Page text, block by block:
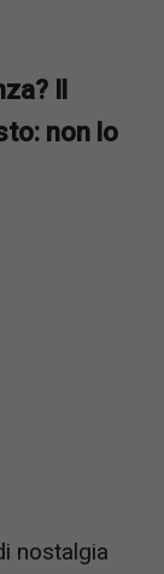
Il
non lo
nostalgia